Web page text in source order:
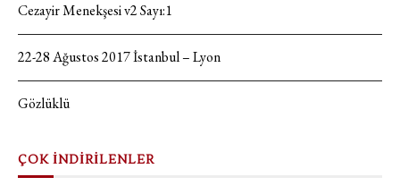
Cezayir Menekşesi v2 Sayı:1
22-28 Ağustos 2017 İstanbul – Lyon
Gözlüklü
ÇOK İNDİRİLENLER